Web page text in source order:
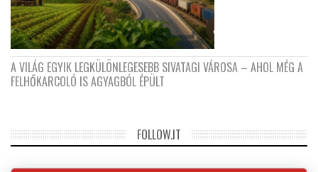
A VILÁG EGYIK LEGKÜLÖNLEGESEBB SIVATAGI VÁROSA – AHOL MÉG A
FELHŐKARCOLÓ IS AGYAGBÓL ÉPÜLT
FOLLOW.IT